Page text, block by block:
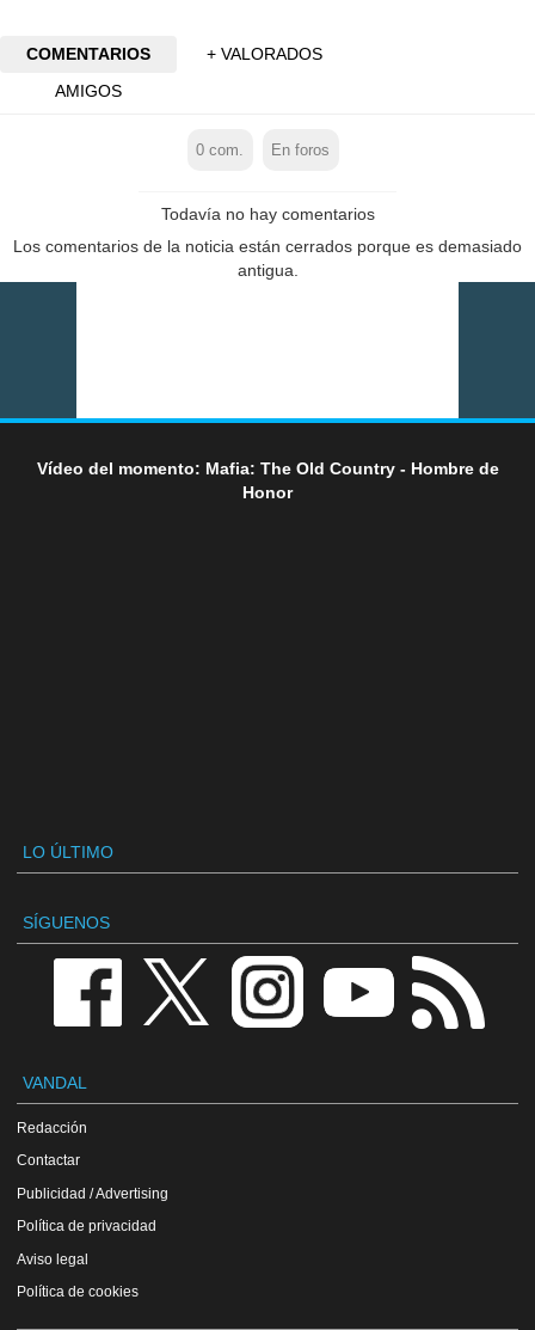
COMENTARIOS
+ VALORADOS
AMIGOS
0 com. En foros
Todavía no hay comentarios
Los comentarios de la noticia están cerrados porque es demasiado
antigua.
Vídeo del momento: Mafia: The Old Country - Hombre de
Honor
LO ÚLTIMO
SÍGUENOS
VANDAL
Redacción
Contactar
Publicidad / Advertising
Política de privacidad
Aviso legal
Política de cookies